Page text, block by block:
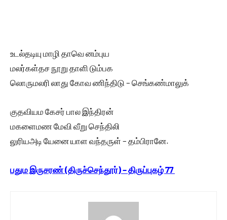
உடல்தடியு மாழி தாவெ னம்புய
மலர்கள்தச நூறு தாளி டும்பக
லொருமலரி லாது கோவ ணிந்திடு – செங்கண்மாலுக்
குதவியம கேசர் பால இந்திரன்
மகளைமண மேவி வீறு செந்திலி
லுரியஅடி யேனை யாள வந்தருள் – தம்பிரானே.
பதும இருசரண் (திருச்செந்தூர்) – திருப்புகழ் 77